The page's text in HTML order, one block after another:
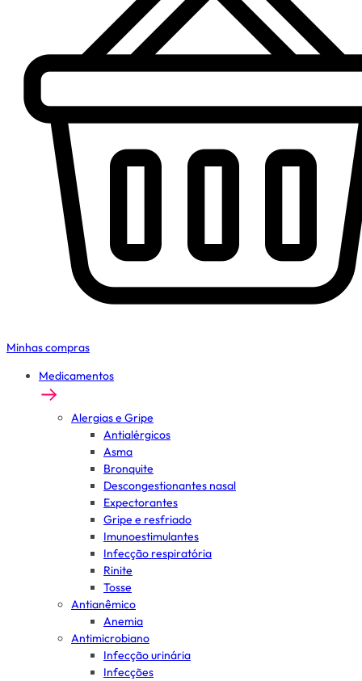
Minhas compras
Medicamentos
Alergias e Gripe
Antialérgicos
Asma
Bronquite
Descongestionantes nasal
Expectorantes
Gripe e resfriado
Imunoestimulantes
Infecção respiratória
Rinite
Tosse
Antianêmico
Anemia
Antimicrobiano
Infecção urinária
Infecções